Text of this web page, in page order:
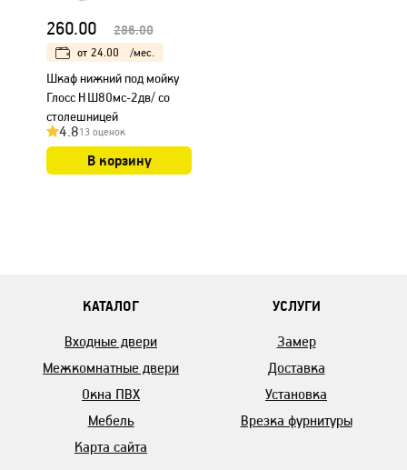
260.00 286.00
от 24.00 /мес.
Шкаф нижний под мойку
Глосс НШ80мс-2дв/ со
столешницей
4.813 оценок
В корзину
КАТАЛОГ
Входные двери
Межкомнатные двери
Окна ПВХ
Мебель
Карта сайта
УСЛУГИ
Замер
Доставка
Установка
Врезка фурнитуры